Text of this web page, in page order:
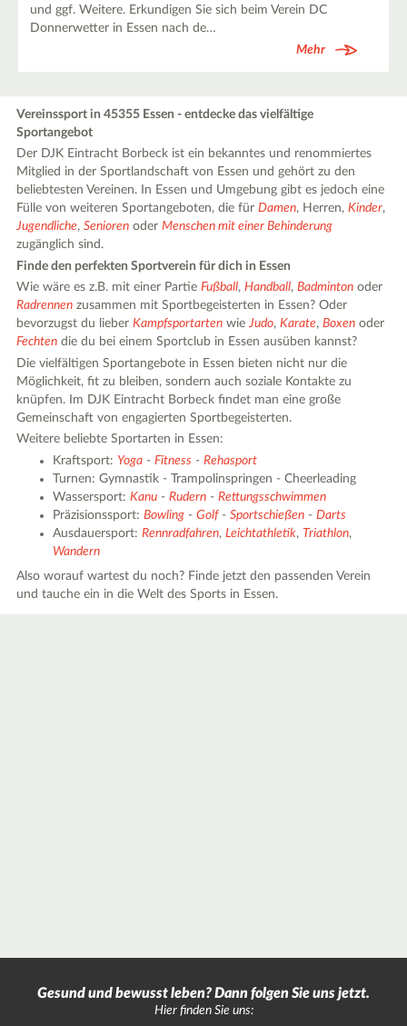
und ggf. Weitere. Erkundigen Sie sich beim Verein DC
Donnerwetter in Essen nach de…
Mehr
Vereinssport in 45355 Essen - entdecke das vielfältige
Sportangebot
Der DJK Eintracht Borbeck ist ein bekanntes und renommiertes
Mitglied in der Sportlandschaft von Essen und gehört zu den
beliebtesten Vereinen. In Essen und Umgebung gibt es jedoch eine
Fülle von weiteren Sportangeboten, die fürDamen, Herren,Kinder,
Jugendliche,Senioren oderMenschen mit einer Behinderung
zugänglich sind.
Finde den perfekten Sportverein für dich in Essen
Wie wäre es z.B. mit einer PartieFußball,Handball,Badminton oder
Radrennen zusammen mit Sportbegeisterten in Essen? Oder
bevorzugst du lieberKampfsportarten wieJudo,Karate,Boxen oder
Fechten die du bei einem Sportclub in Essen ausüben kannst?
Die vielfältigen Sportangebote in Essen bieten nicht nur die
Möglichkeit, fit zu bleiben, sondern auch soziale Kontakte zu
knüpfen. Im DJK Eintracht Borbeck findet man eine große
Gemeinschaft von engagierten Sportbegeisterten.
Weitere beliebte Sportarten in Essen:
Kraftsport: Yoga -Fitness -Rehasport
Turnen: Gymnastik - Trampolinspringen - Cheerleading
Wassersport:Kanu -Rudern -Rettungsschwimmen
Präzisionssport:Bowling -Golf-Sportschießen -Darts
Ausdauersport:Rennradfahren,Leichtathletik,Triathlon,
Wandern
Also worauf wartest du noch? Finde jetzt den passenden Verein
und tauche ein in die Welt des Sports in Essen.
Gesund und bewusst leben? Dann folgen Sie uns jetzt.
Hier finden Sie uns: